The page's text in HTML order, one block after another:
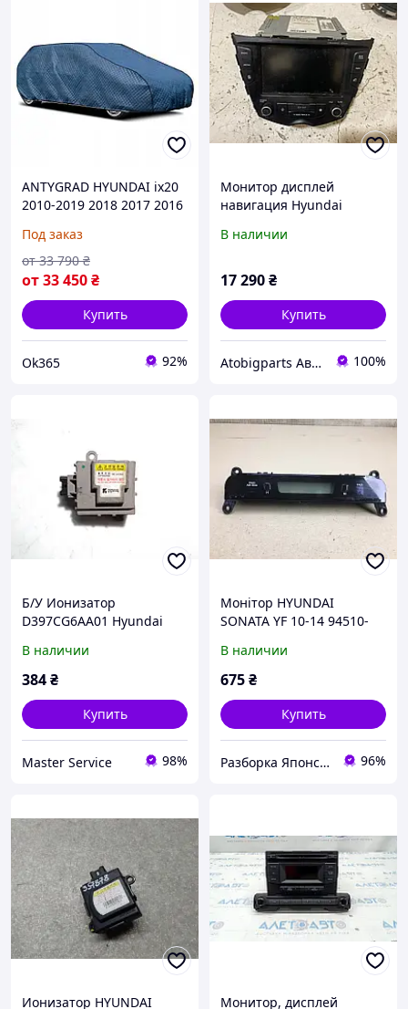
ANTYGRAD HYUNDAI ix20
2010-2019 2018 2017 2016
(на Заказ)
Под заказ
от33 450₴
от 33 790 ₴
Купить
Ok365 92%
Монитор дисплей
навигация Hyundai
2V711-4SD
В наличии
17 290₴
Купить
Atobigparts Автозапчастини 100%
Б/У Ионизатор
D397CG6AA01 Hyundai
В наличии
384₴
Купить
Master Service 98%
Монітор HYUNDAI
SONATA YF 10-14 94510-
В наличии
675₴
Купить
Разборка Японских Автомобилей Автоджапан "AutoJapan" 96%
Ионизатор HYUNDAI
Монитор, дисплей